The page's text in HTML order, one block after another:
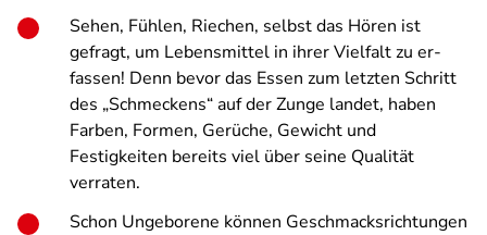
Sehen, Fühlen, Riechen, selbst das Hören ist
gefragt, um Lebensmittel in ihrer Vielfalt zu er-
fassen! Denn bevor das Essen zum letzten Schritt
des „Schmeckens“ auf der Zunge landet, haben
Farben, Formen, Gerüche, Gewicht und
Festigkeiten bereits viel über seine Qualität
verraten.
Schon Ungeborene können Geschmacksrichtungen